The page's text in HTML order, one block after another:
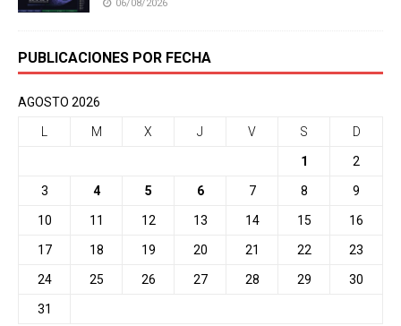
06/08/2026
PUBLICACIONES POR FECHA
AGOSTO 2026
M X J V S D
1 2
3 4 5 6 7 8 9
10 11 12 13 14 15 16
17 18 19 20 21 22 23
24 25 26 27 28 29 30
31